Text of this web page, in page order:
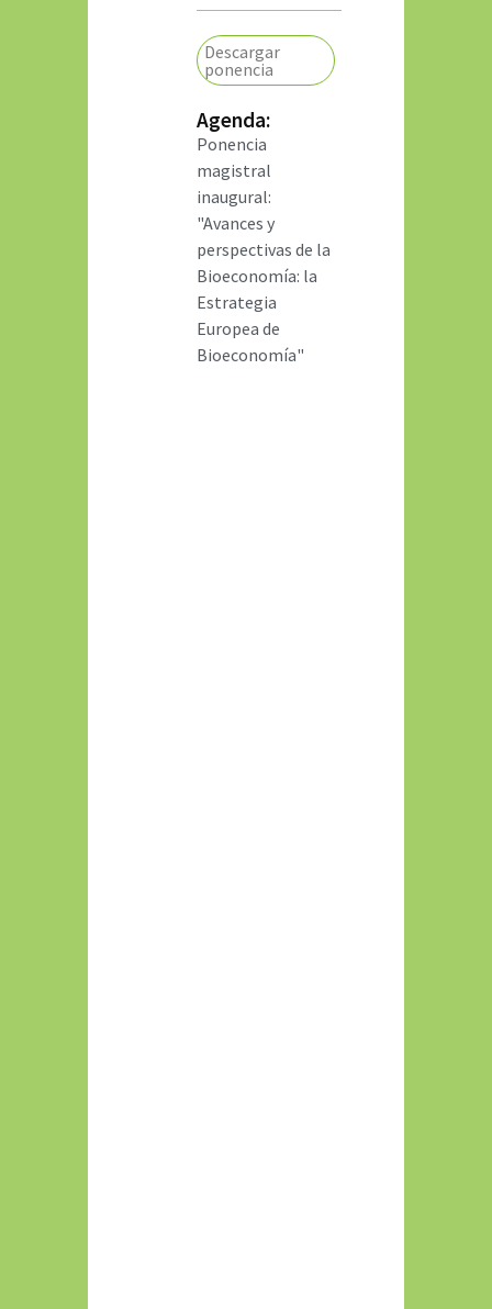
Descargar
ponencia
Agenda:
Ponencia
magistral
inaugural:
"Avances y
perspectivas de la
Bioeconomía: la
Estrategia
Europea de
Bioeconomía"